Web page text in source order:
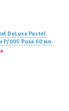
DeLuxe Pastel
P/005 Роза 60 мл.